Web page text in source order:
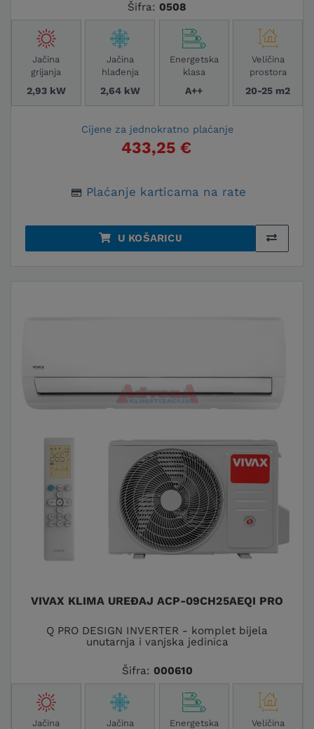
Šifra: 0508
Jačina
grijanja
2,93 kW
Jačina
hlađenja
2,64 kW
Energetska
klasa
A++
Veličina
prostora
20-25 m2
Cijene za jednokratno plaćanje
433,25 €
Plaćanje karticama na rate
U KOŠARICU
VIVAX KLIMA UREĐAJ ACP-09CH25AEQI PRO
Q PRO DESIGN INVERTER - komplet bijela
unutarnja i vanjska jedinica
Šifra: 000610
Jačina
Jačina
Energetska
Veličina